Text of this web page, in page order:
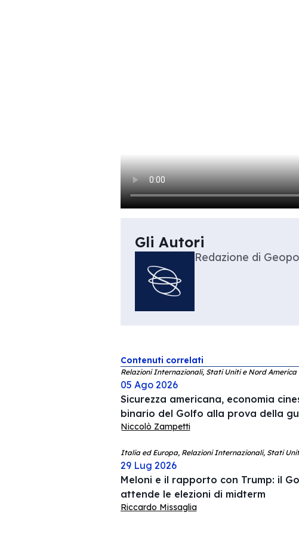
Gli Autori
Redazione di
Contenuti correlati
Relazioni Internazionali, Stati Uniti e Nord America
05 Ago 2026
Sicurezza americana, economia
binario del Golfo alla prova della
Niccolò Zampetti
Italia ed Europa, Relazioni Internazionali, Stati
29 Lug 2026
Meloni e il rapporto con Trump: il
attende le elezioni di midterm
Riccardo Missaglia